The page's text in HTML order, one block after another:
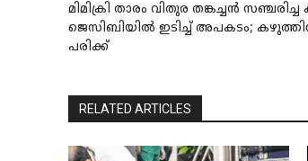
മിമിക്രി താരം വിതുര തങ്കച്ചൻ സഞ്ചരിച്ച
ജെസിബിയിൽ ഇടിച്ച്‌ അപകടം;
പരിക്ക്‌
RELATED ARTICLES